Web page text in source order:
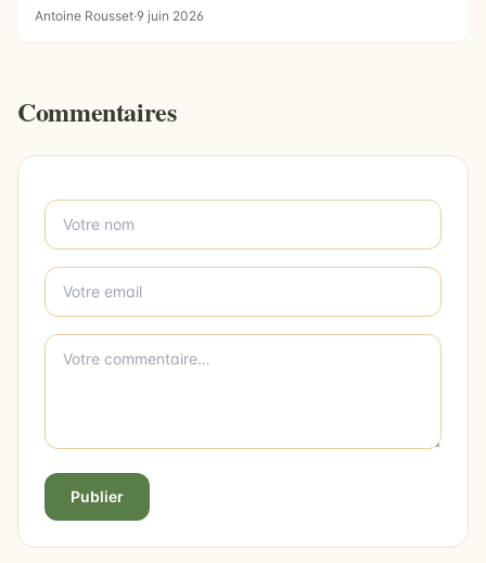
Antoine Rousset·9 juin 2026
Commentaires
Publier